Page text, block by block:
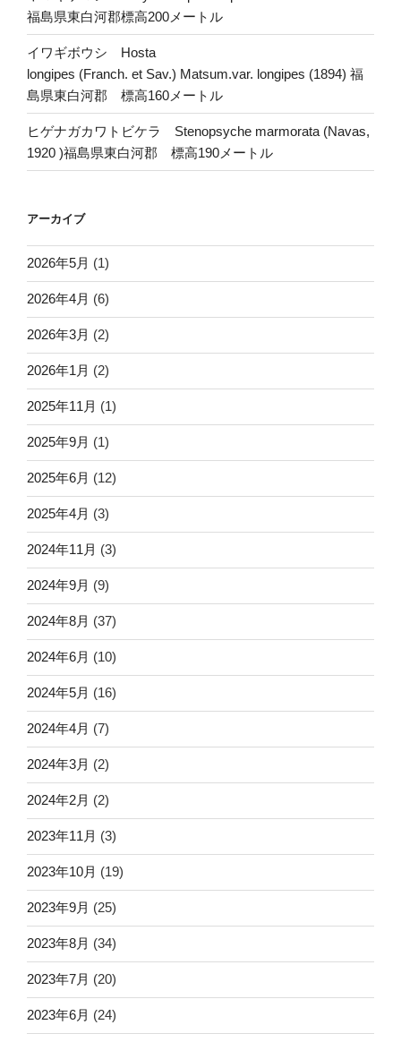
福島県東白河郡標高200メートル
イワギボウシ Hosta
longipes (Franch. et Sav.) Matsum.var. longipes (1894) 福
島県東白河郡 標高160メートル
ヒゲナガカワトビケラ Stenopsyche marmorata (Navas,
1920 )福島県東白河郡 標高190メートル
アーカイブ
2026年5月 (1)
2026年4月 (6)
2026年3月 (2)
2026年1月 (2)
2025年11月 (1)
2025年9月 (1)
2025年6月 (12)
2025年4月 (3)
2024年11月 (3)
2024年9月 (9)
2024年8月 (37)
2024年6月 (10)
2024年5月 (16)
2024年4月 (7)
2024年3月 (2)
2024年2月 (2)
2023年11月 (3)
2023年10月 (19)
2023年9月 (25)
2023年8月 (34)
2023年7月 (20)
2023年6月 (24)